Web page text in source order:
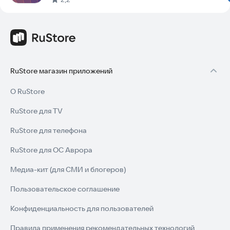
RuStore магазин приложений
О RuStore
RuStore для TV
RuStore для телефона
RuStore для ОС Аврора
Медиа-кит (для СМИ и блогеров)
Пользовательское соглашение
Конфиденциальность для пользователей
Правила применения рекомендательных технологий